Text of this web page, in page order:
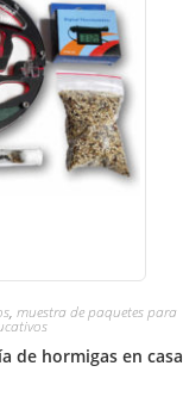
,muestra de paquetes para
de hormigas en casa